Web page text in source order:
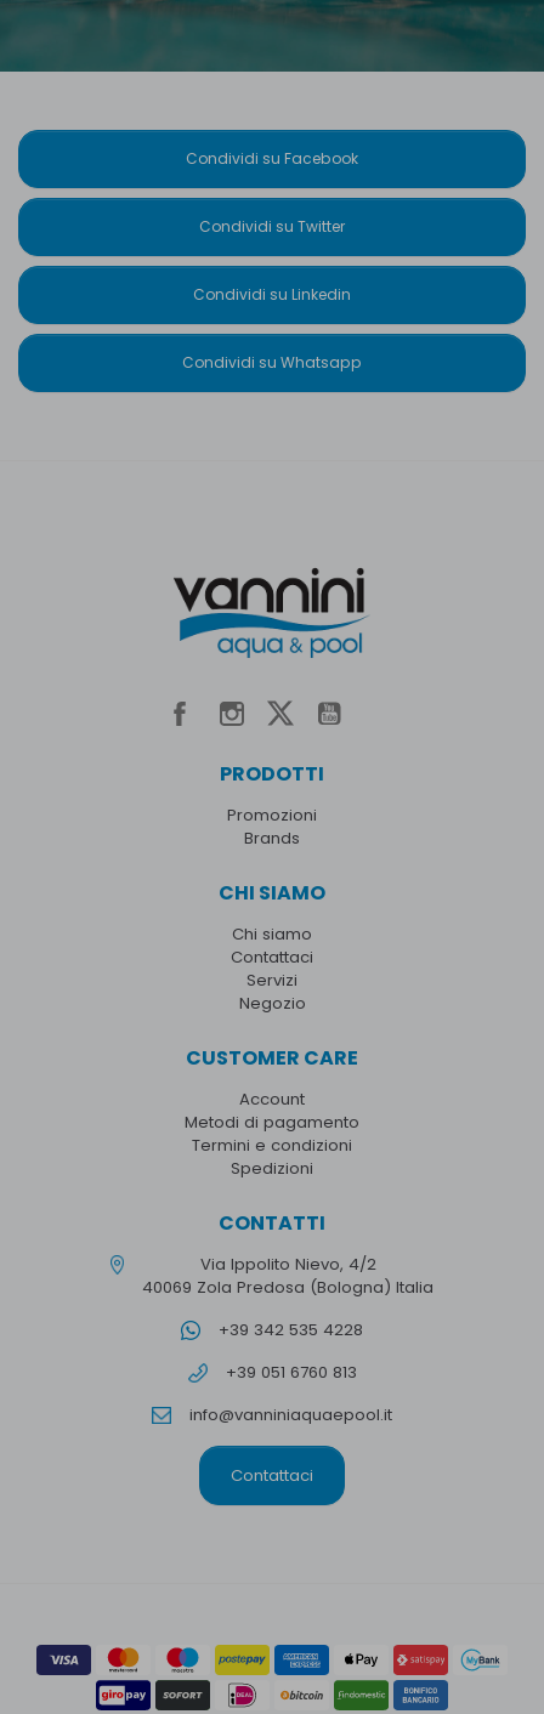
Condividi su Facebook
Condividi su Twitter
Condividi su Linkedin
Condividi su Whatsapp
PRODOTTI
Promozioni
Brands
CHI SIAMO
Chi siamo
Contattaci
Servizi
Negozio
CUSTOMER CARE
Account
Metodi di pagamento
Termini e condizioni
Spedizioni
CONTATTI
Via Ippolito Nievo, 4/2
40069 Zola Predosa (Bologna) Italia
+39 342 535 4228
+39 051 6760 813
info@vanniniaquaepool.it
Contattaci